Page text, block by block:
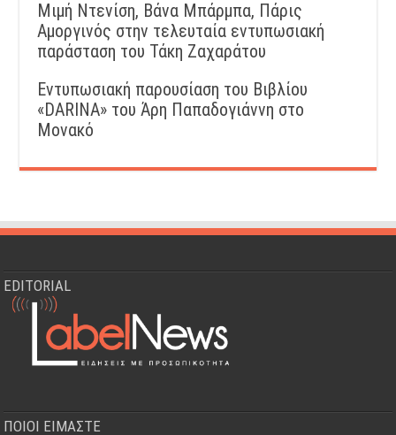
Μιμή Ντενίση, Βάνα Μπάρμπα, Πάρις
Αμοργινός στην τελευταία εντυπωσιακή
παράσταση του Τάκη Ζαχαράτου
Εντυπωσιακή παρουσίαση του Βιβλίου
«DARINA» του Άρη Παπαδογιάννη στο
Μονακό
EDITORIAL
ΠΟΙΟΙ ΕΙΜΑΣΤΕ